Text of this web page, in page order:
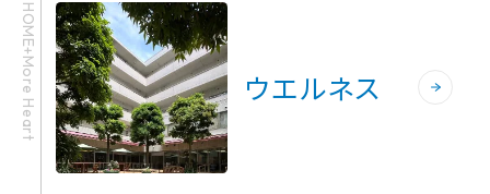
ウエルネス
HOME+More Heart